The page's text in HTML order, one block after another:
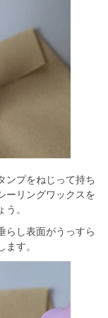
ンプをねじって持ち
ーリングワックスを
。
らし表面がうっすら
す。